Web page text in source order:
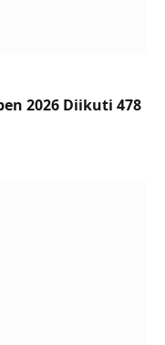
2026 Diikuti 478